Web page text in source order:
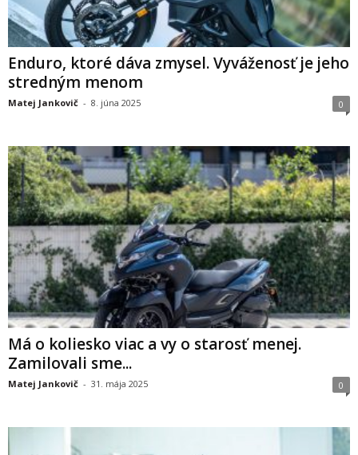
Enduro, ktoré dáva zmysel. Vyváženosť je jeho
stredným menom
Matej Jankovič - 8. júna 2025 0
Má o koliesko viac a vy o starosť menej.
Zamilovali sme...
Matej Jankovič - 31. mája 2025 0